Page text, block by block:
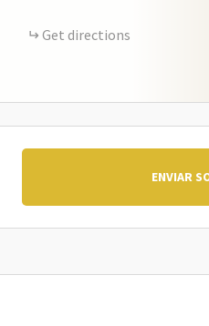
Get directions
ENVIAR